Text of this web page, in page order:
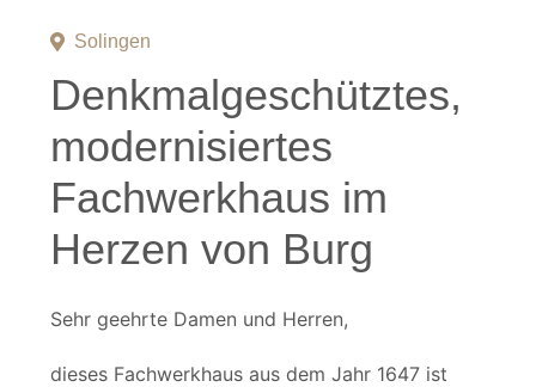
Solingen
Denkmalgeschütztes,
modernisiertes
Fachwerkhaus im
Herzen von Burg
Sehr geehrte Damen und Herren,
dieses Fachwerkhaus aus dem Jahr 1647 ist